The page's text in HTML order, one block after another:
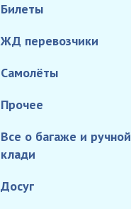
Билеты
ЖД перевозчики
Самолёты
Прочее
Все о багаже и ручной
клади
Досуг